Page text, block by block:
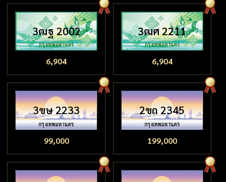
3ฒฐ 2002
6,904
3ฒศ 2211
6,904
3ขษ 2233
99,000
2ขถ 2345
199,000